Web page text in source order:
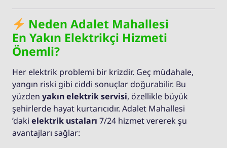
Neden Adalet Mahallesi
En Yakın Elektrikçi Hizmeti
Önemli?
Her elektrik problemi bir krizdir. Geç müdahale,
yangın riski gibi ciddi sonuçlar doğurabilir. Bu
yüzden yakın elektrik servisi, özellikle büyük
şehirlerde hayat kurtarıcıdır. Adalet Mahallesi
’daki elektrik ustaları 7/24 hizmet vererek şu
avantajları sağlar: